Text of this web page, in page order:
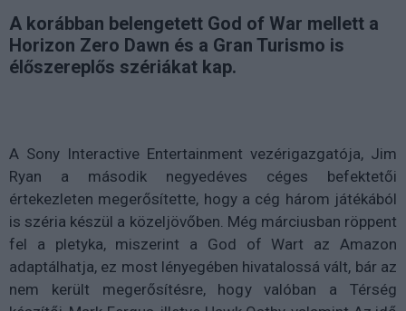
A korábban belengetett God of War mellett a
Horizon Zero Dawn és a Gran Turismo is
élőszereplős szériákat kap.
A Sony Interactive Entertainment vezérigazgatója, Jim
Ryan a második negyedéves céges befektetői
értekezleten megerősítette, hogy a cég három játékából
is széria készül a közeljövőben. Még márciusban röppent
fel a pletyka, miszerint a God of Wart az Amazon
adaptálhatja, ez most lényegében hivatalossá vált, bár az
nem került megerősítésre, hogy valóban a Térség